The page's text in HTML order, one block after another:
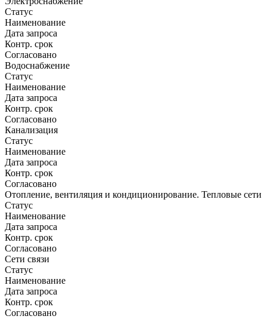
Статус
Наименование
Дата запроса
Контр. срок
Согласовано
Водоснабжение
Статус
Наименование
Дата запроса
Контр. срок
Согласовано
Канализация
Статус
Наименование
Дата запроса
Контр. срок
Согласовано
Отопление, вентиляция и кондиционирование. Тепловые сети
Статус
Наименование
Дата запроса
Контр. срок
Согласовано
Сети связи
Статус
Наименование
Дата запроса
Контр. срок
Согласовано